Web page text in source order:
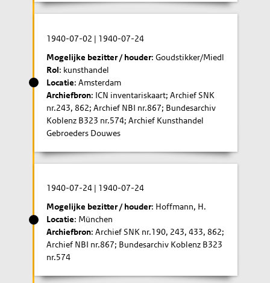
1940-07-02 | 1940-07-24
Mogelijke bezitter / houder: Goudstikker/Miedl
Rol: kunsthandel
Locatie: Amsterdam
Archiefbron: ICN inventariskaart; Archief SNK
nr.243, 862; Archief NBI nr.867; Bundesarchiv
Koblenz B323 nr.574; Archief Kunsthandel
Gebroeders Douwes
1940-07-24 | 1940-07-24
Mogelijke bezitter / houder: Hoffmann, H.
Locatie: München
Archiefbron: Archief SNK nr.190, 243, 433, 862;
Archief NBI nr.867; Bundesarchiv Koblenz B323
nr.574